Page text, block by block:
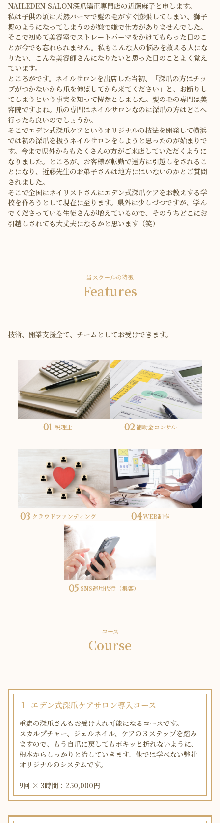
NAILEDEN SALON深爪矯正専門店の近藤麻子と申します。
私は子供の頃に天然パーマで髪の毛がすぐ膨張してしまい、獅子
舞のようになってしまうのが嫌で嫌で仕方がありませんでした。
そこで初めて美容室でストレートパーマをかけてもらった日のこ
とが今でも忘れられません。私もこんな人の悩みを救える人にな
りたい、こんな美容師さんになりたいと思った日のことよく覚え
ています。
ところがです。ネイルサロンを出店した当初、「深爪の方はチッ
プがつかないから爪を伸ばしてから来てください」と、お断りし
てしまうという事実を知って愕然としました。髪の毛の専門は美
容院ですよね。爪の専門はネイルサロンなのに深爪の方はどこへ
行ったら良いのでしょうか。
そこでエデン式深爪ケアというオリジナルの技法を開発して横浜
では初の深爪を扱うネイルサロンをしようと思ったのが始まりで
す。今まで県外からもたくさんの方がご来店していただくように
なりました。ところが、お客様が転勤で遠方に引越しをされるこ
とになり、近藤先生のお弟子さんは地方にはいないのかとご質問
されました。
そこで全国にネイリストさんにエデン式深爪ケアをお教えする学
校を作ろうとして現在に至ります。県外に少しづつですが、学ん
でくださっている生徒さんが増えているので、そのうちどこにお
引越しされても大丈夫になるかと思います（笑）
当スクールの特徴
Features
技術、開業支援全て、チームとしてお受けできます。
税理士 補助金コンサル
クラウドファンディング WEB制作
SNS運用代行（集客）
コース
Course
１. エデン式深爪ケアサロン導入コース
重症の深爪さんもお受け入れ可能になるコースです。
スカルプチャー、ジェルネイル、ケアの３ステップを踏み
ますので、もう自爪に戻してもボキッと折れないように、
根本からしっかりと治していきます。他では学べない弊社
オリジナルのシステムです。
9回 × 3時間：250,000円